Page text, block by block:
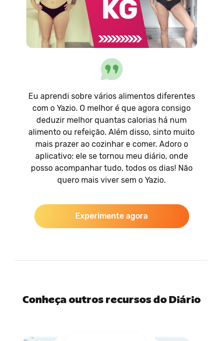
Eu aprendi sobre vários alimentos diferentes
com o Yazio. O melhor é que agora consigo
deduzir melhor quantas calorias há num
alimento ou refeição. Além disso, sinto muito
mais prazer ao cozinhar e comer. Adoro o
aplicativo: ele se tornou meu diário, onde
posso acompanhar tudo, todos os dias! Não
quero mais viver sem o Yazio.
Experimente agora
Conheça outros recursos do Diário